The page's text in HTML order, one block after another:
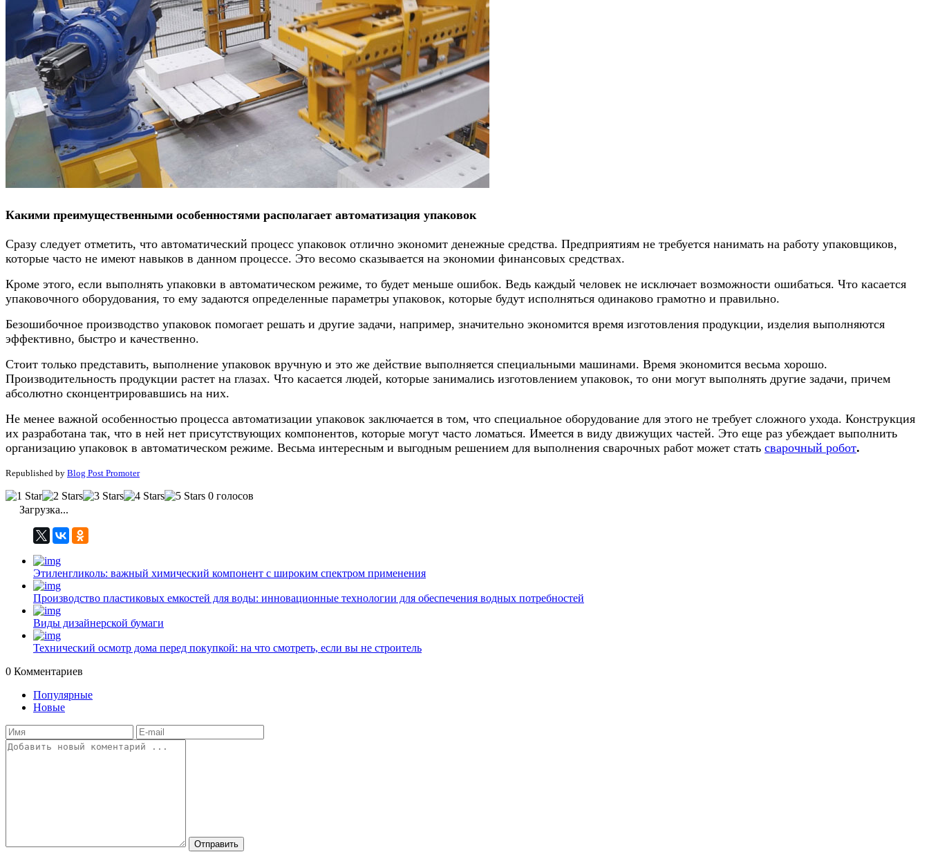
Какими преимущественными особенностями располагает автоматизация упаковок
Сразу следует отметить, что автоматический процесс упаковок отлично экономит денежные средства. Предприятиям не требуется нанимать на работу упаковщиков,
которые часто не имеют навыков в данном процессе. Это весомо сказывается на экономии финансовых средствах.
Кроме этого, если выполнять упаковки в автоматическом режиме, то будет меньше ошибок. Ведь каждый человек не исключает возможности ошибаться. Что касается
упаковочного оборудования, то ему задаются определенные параметры упаковок, которые будут исполняться одинаково грамотно и правильно.
Безошибочное производство упаковок помогает решать и другие задачи, например, значительно экономится время изготовления продукции, изделия выполняются
эффективно, быстро и качественно.
Стоит только представить, выполнение упаковок вручную и это же действие выполняется специальными машинами. Время экономится весьма хорошо.
Производительность продукции растет на глазах. Что касается людей, которые занимались изготовлением упаковок, то они могут выполнять другие задачи, причем
абсолютно сконцентрировавшись на них.
Не менее важной особенностью процесса автоматизации упаковок заключается в том, что специальное оборудование для этого не требует сложного ухода. Конструкция
их разработана так, что в ней нет присутствующих компонентов, которые могут часто ломаться. Имеется в виду движущих частей. Это еще раз убеждает выполнить
организацию упаковок в автоматическом режиме. Весьма интересным и выгодным решением для выполнения сварочных работ может стать сварочный робот.
Republished by Blog Post Promoter
0 голосов
Загрузка...
Этиленгликоль: важный химический компонент с широким спектром применения
Производство пластиковых емкостей для воды: инновационные технологии для обеспечения водных потребностей
Виды дизайнерской бумаги
Технический осмотр дома перед покупкой: на что смотреть, если вы не строитель
0 Комментариев
Популярные
Новые
Отправить